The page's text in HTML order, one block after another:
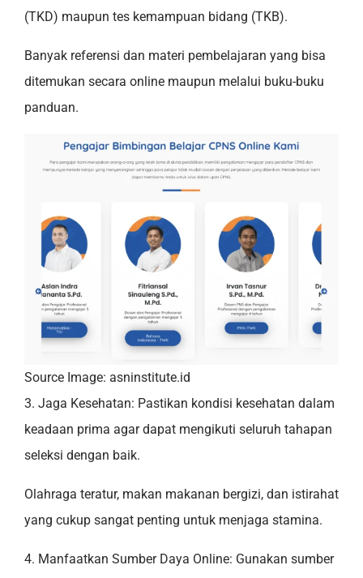
(TKD) maupun tes kemampuan bidang (TKB).
Banyak referensi dan materi pembelajaran yang bisa
ditemukan secara online maupun melalui buku-buku
panduan.
Source Image: asninstitute.id
3. Jaga Kesehatan: Pastikan kondisi kesehatan dalam
keadaan prima agar dapat mengikuti seluruh tahapan
seleksi dengan baik.
Olahraga teratur, makan makanan bergizi, dan istirahat
yang cukup sangat penting untuk menjaga stamina.
4. Manfaatkan Sumber Daya Online: Gunakan sumber